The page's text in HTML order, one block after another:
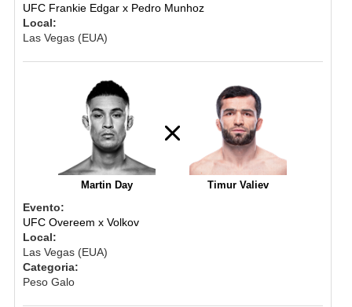
UFC Frankie Edgar x Pedro Munhoz
Local:
Las Vegas (EUA)
Martin Day Timur Valiev
Evento:
UFC Overeem x Volkov
Local:
Las Vegas (EUA)
Categoria:
Peso Galo